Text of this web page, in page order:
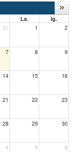
La. Ig.
31 1 2
7 8 9
14 15 16
21 22 23
28 29 30
4 5 6